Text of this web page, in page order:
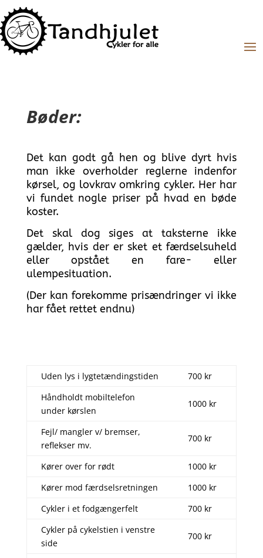
Bøder:
Det kan godt gå hen og blive dyrt hvis
man ikke overholder reglerne indenfor
kørsel, og lovkrav omkring cykler. Her har
vi fundet nogle priser på hvad en bøde
koster.
Det skal dog siges at taksterne ikke
gælder, hvis der er sket et færdselsuheld
eller opstået en fare- eller
ulempesituation.
(Der kan forekomme prisændringer vi ikke
har fået rettet endnu)
Uden lys i lygtetændingstiden
700 kr
Håndholdt mobiltelefon
under kørslen
1000 kr
Fejl/ mangler v/ bremser,
reflekser mv.
700 kr
Kører over for rødt
1000 kr
Kører mod færdselsretningen
1000 kr
Cykler i et fodgængerfelt
700 kr
Cykler på cykelstien i venstre
side
700 kr